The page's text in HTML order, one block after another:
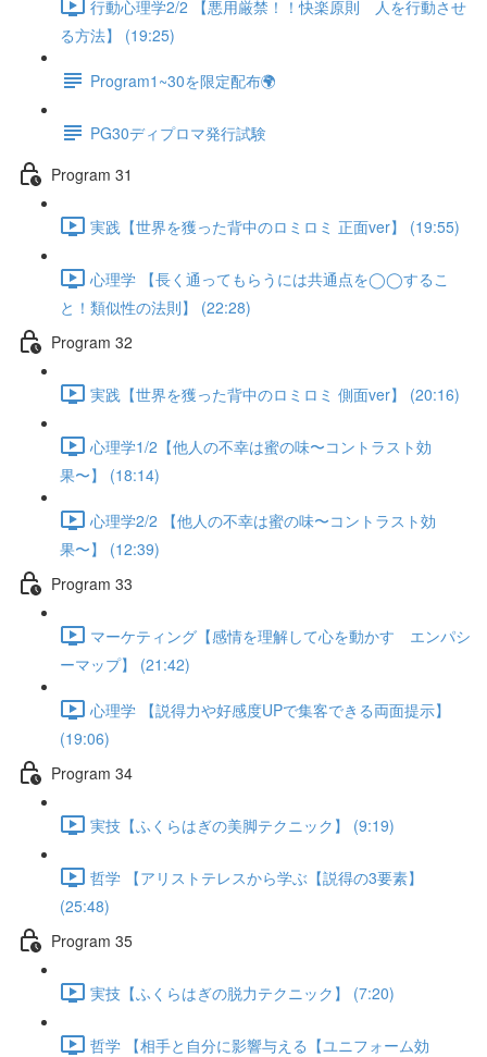
行動心理学2/2 【悪用厳禁！！快楽原則 人を行動させ
る方法】 (19:25)
Program1~30を限定配布🌍
PG30ディプロマ発行試験
Program 31
実践【世界を獲った背中のロミロミ 正面ver】 (19:55)
心理学 【長く通ってもらうには共通点を◯◯するこ
と！類似性の法則】 (22:28)
Program 32
実践【世界を獲った背中のロミロミ 側面ver】 (20:16)
心理学1/2【他人の不幸は蜜の味〜コントラスト効
果〜】 (18:14)
心理学2/2 【他人の不幸は蜜の味〜コントラスト効
果〜】 (12:39)
Program 33
マーケティング【感情を理解して心を動かす エンパシ
ーマップ】 (21:42)
心理学 【説得力や好感度UPで集客できる両面提示】
(19:06)
Program 34
実技【ふくらはぎの美脚テクニック】 (9:19)
哲学 【アリストテレスから学ぶ【説得の3要素】
(25:48)
Program 35
実技【ふくらはぎの脱力テクニック】 (7:20)
哲学 【相手と自分に影響与える【ユニフォーム効